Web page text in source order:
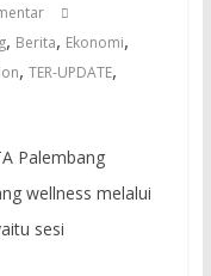
, Berita, Ekonomi,
, TER-UPDATE,
Palembang
wellness melalui
sesi